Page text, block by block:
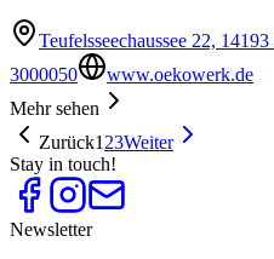
Teufelsseechaussee 22,
3000050
www.oekowerk.de
Mehr sehen
Zurück1 23Weiter
Stay in touch!
Newsletter